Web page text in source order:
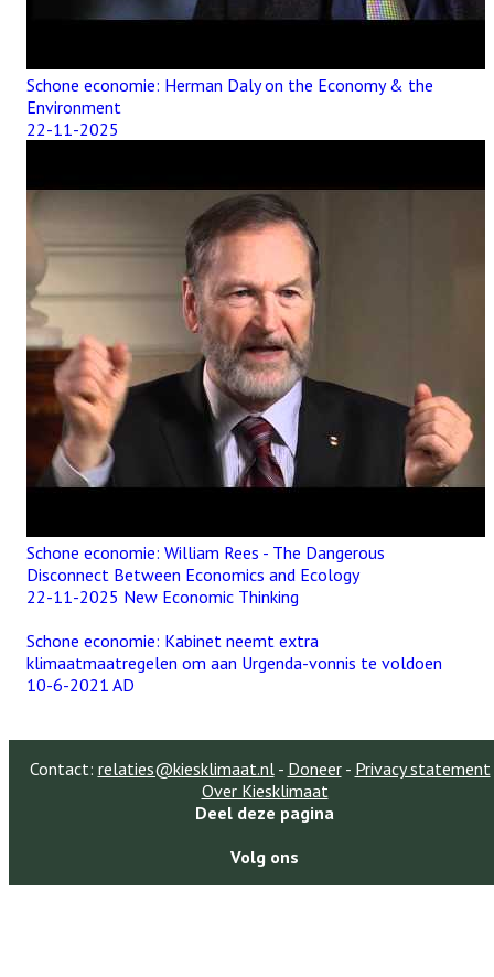
Schone economie: Herman Daly on the Economy & the
Environment
22-11-2025
Schone economie: William Rees - The Dangerous
Disconnect Between Economics and Ecology
22-11-2025 New Economic Thinking
Schone economie: Kabinet neemt extra
klimaatmaatregelen om aan Urgenda-vonnis te voldoen
10-6-2021 AD
Contact: relaties@kiesklimaat.nl- Doneer- Privacy statement
Over Kiesklimaat
Deel deze pagina
Volg ons